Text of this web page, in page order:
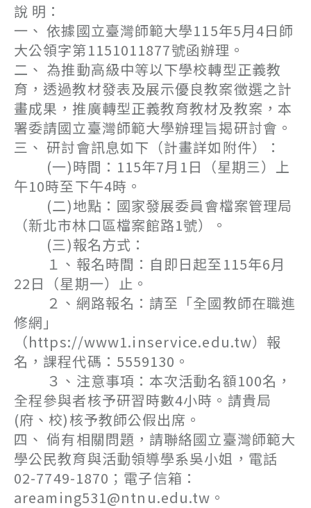
說 明：
一、 依據國立臺灣師範大學115年5月4日師
大公領字第1151011877號函辦理。
二、 為推動高級中等以下學校轉型正義教
育，透過教材發表及展示優良教案徵選之計
畫成果，推廣轉型正義教育教材及教案，本
署委請國立臺灣師範大學辦理旨揭研討會。
三、 研討會訊息如下（計畫詳如附件）：
(一)時間：115年7月1日（星期三）上
午10時至下午4時。
(二)地點：國家發展委員會檔案管理局
（新北市林口區檔案館路1號）。
(三)報名方式：
１、報名時間：自即日起至115年6月
22日（星期一）止。
２、網路報名：請至「全國教師在職進
修網」
（https://www1.inservice.edu.tw）報
名，課程代碼：5559130。
３、注意事項：本次活動名額100名，
全程參與者核予研習時數4小時。請貴局
(府、校)核予教師公假出席。
四、 倘有相關問題，請聯絡國立臺灣師範大
學公民教育與活動領導學系吳小姐，電話
02-7749-1870；電子信箱：
areaming531@ntnu.edu.tw。